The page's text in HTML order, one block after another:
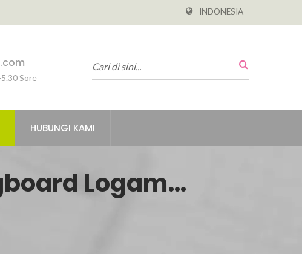
INDONESIA
Sore
HUBUNGI KAMI
Logam